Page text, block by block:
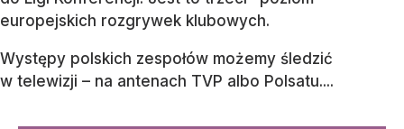
europejskich rozgrywek klubowych.
Występy polskich zespołów możemy śledzić
w telewizji – na antenach TVP albo Polsatu....